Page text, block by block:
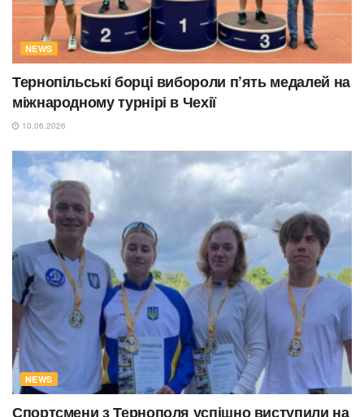
NEWS
Тернопільські борці вибороли п’ять медалей на
міжнародному турнірі в Чехії
10.06.2026
NEWS
Спортсмени з Тернополя успішно виступили на